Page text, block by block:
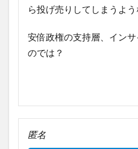
ら投げ売りしてしまうよう
安倍政権の支持層、イン
のでは？
匿名